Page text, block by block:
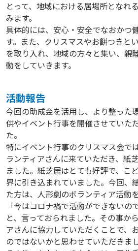
とって、地域における居場所となれ
みます。
具体的には、安心・安全でなおかつ
す。また、クリスマスやお餅つきと
を取り入れ、地域の方々と集い、親
動をしていきます。
活動報告
今回の助成金を活用し、より整った
供やイベント行事を開催させていた
た。
特にイベント行事のクリスマス会で
ランティアさんに来ていただき、紙
ました。紙芝居はとても好評で、こ
界に引き込まれていました。今回、
た方は、人形劇のボランティア活動
「今はコロナ禍で活動ができないの
と、言っておられました。その事か
アさんに協力していただくことで、
のではないかと思わせていただきまし